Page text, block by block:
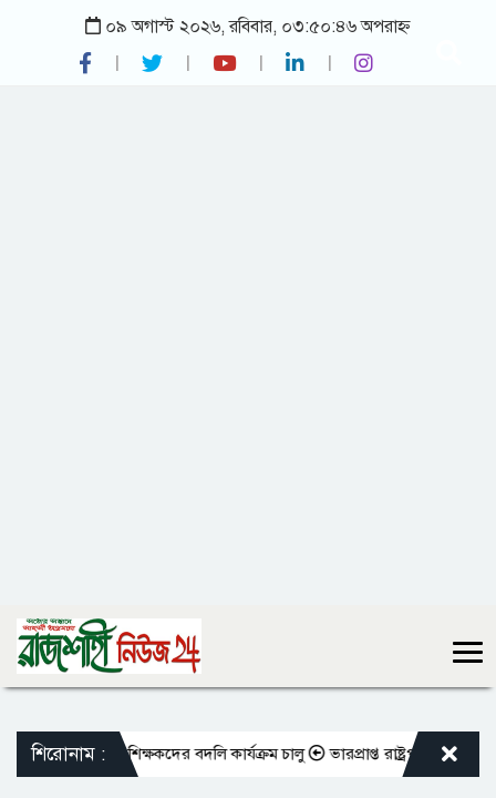
০৯ অগাস্ট ২০২৬, রবিবার, ০৩:৫০:৪৬ অপরাহ্ন
শিরোনাম :শিক্ষকদের বদলি কার্যক্রম চালু ভারপ্রাপ্ত রাষ্ট্রপতিকে শুভেচ্ছা